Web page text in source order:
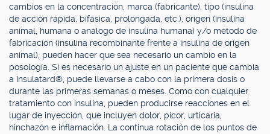
cambios en la concentración, marca (fabricante), tipo (insulina
de acción rápida, bifásica, prolongada, etc.), origen (insulina
animal, humana o análogo de insulina humana) y/o método de
fabricación (insulina recombinante frente a insulina de origen
animal), pueden hacer que sea necesario un cambio en la
posología. Si es necesario un ajuste en un paciente que cambia
a Insulatard®, puede llevarse a cabo con la primera dosis o
durante las primeras semanas o meses. Como con cualquier
tratamiento con insulina, pueden producirse reacciones en el
lugar de inyección, que incluyen dolor, picor, urticaria,
hinchazón e inflamación. La continua rotación de los puntos de